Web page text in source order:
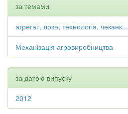
за темами
агрегат, лоза, технологія, чеканк...
Механізація агровиробництва
за датою випуску
2012